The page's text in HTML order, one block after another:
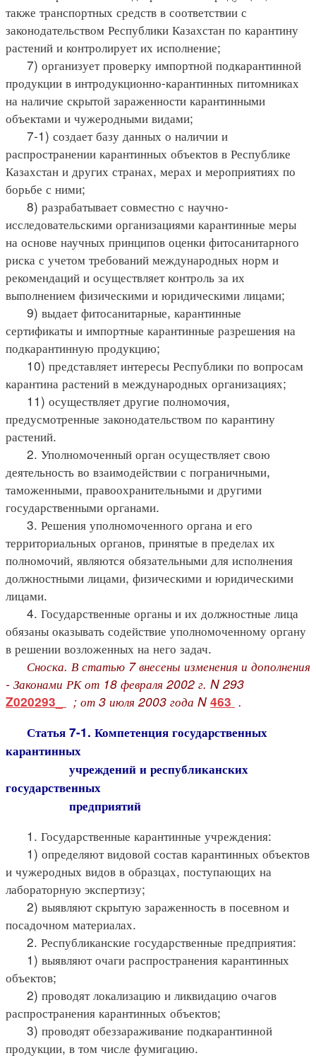
также транспортных средств в соответствии с
законодательством Республики Казахстан по карантину
растений и контролирует их исполнение;
7) организует проверку импортной подкарантинной
продукции в интродукционно-карантинных питомниках
на наличие скрытой зараженности карантинными
объектами и чужеродными видами;
7-1) создает базу данных о наличии и
распространении карантинных объектов в Республике
Казахстан и других странах, мерах и мероприятиях по
борьбе с ними;
8) разрабатывает совместно с научно-
исследовательскими организациями карантинные меры
на основе научных принципов оценки фитосанитарного
риска с учетом требований международных норм и
рекомендаций и осуществляет контроль за их
выполнением физическими и юридическими лицами;
9) выдает фитосанитарные, карантинные
сертификаты и импортные карантинные разрешения на
подкарантинную продукцию;
10) представляет интересы Республики по вопросам
карантина растений в международных организациях;
11) осуществляет другие полномочия,
предусмотренные законодательством по карантину
растений.
2. Уполномоченный орган осуществляет свою
деятельность во взаимодействии с пограничными,
таможенными, правоохранительными и другими
государственными органами.
3. Решения уполномоченного органа и его
территориальных органов, принятые в пределах их
полномочий, являются обязательными для исполнения
должностными лицами, физическими и юридическими
лицами.
4. Государственные органы и их должностные лица
обязаны оказывать содействие уполномоченному органу
в решении возложенных на него задач.
Сноска. В статью 7 внесены изменения и дополнения
- Законами РК от 18 февраля 2002 г. N 293
Z020293_ ; от 3 июля 2003 года N 463 .
Статья 7-1. Компетенция государственных
карантинных
учреждений и республиканских
государственных
предприятий
1. Государственные карантинные учреждения:
1) определяют видовой состав карантинных объектов
и чужеродных видов в образцах, поступающих на
лабораторную экспертизу;
2) выявляют скрытую зараженность в посевном и
посадочном материалах.
2. Республиканские государственные предприятия:
1) выявляют очаги распространения карантинных
объектов;
2) проводят локализацию и ликвидацию очагов
распространения карантинных объектов;
3) проводят обеззараживание подкарантинной
продукции, в том числе фумигацию.